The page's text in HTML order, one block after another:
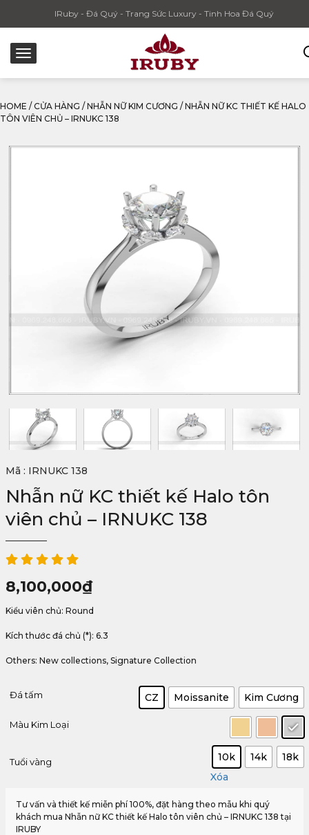
IRuby - Đá Quý - Trang Sức Luxury - Tinh Hoa Đá Quý
HOME / CỬA HÀNG / NHẪN NỮ KIM CƯƠNG / NHẪN NỮ KC THIẾT KẾ HALO
TÔN VIÊN CHỦ – IRNUKC 138
Mã : IRNUKC 138
Nhẫn nữ KC thiết kế Halo tôn
viên chủ – IRNUKC 138
8,100,000₫
Kiểu viên chủ: Round
Kích thước đá chủ (*): 6.3
Others: New collections, Signature Collection
Đá tấm CZ Moissanite Kim Cương
Màu Kim Loại
Tuổi vàng 10k 14k
18k
Xóa
Tư vấn và thiết kế miễn phí 100%, đặt hàng theo mẫu khi quý
khách mua Nhẫn nữ KC thiết kế Halo tôn viên chủ – IRNUKC 138 tại
IRUBY